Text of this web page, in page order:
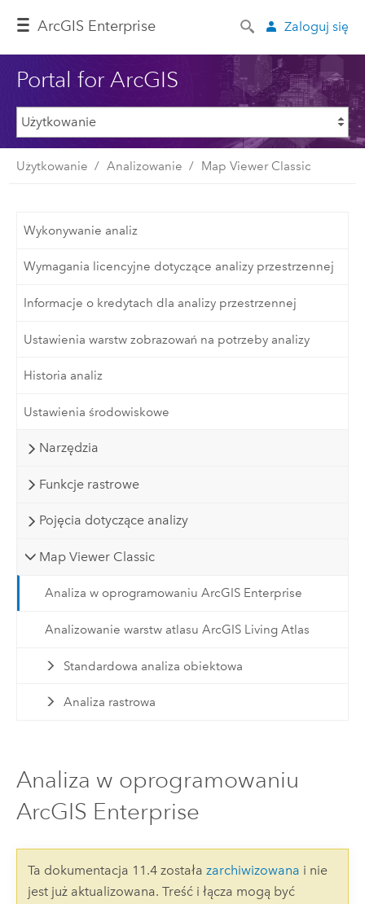
ArcGIS Enterprise Zaloguj się
Portal for ArcGIS
Użytkowanie Analizowanie Map Viewer Classic
Wykonywanie analiz
Wymagania licencyjne dotyczące analizy przestrzennej
Informacje o kredytach dla analizy przestrzennej
Ustawienia warstw zobrazowań na potrzeby analizy
Historia analiz
Ustawienia środowiskowe
Narzędzia
Funkcje rastrowe
Pojęcia dotyczące analizy
Map Viewer Classic
Analiza w oprogramowaniu ArcGIS Enterprise
Analizowanie warstw atlasu ArcGIS Living Atlas
Standardowa analiza obiektowa
Analiza rastrowa
Analiza w oprogramowaniu
ArcGIS Enterprise
Ta dokumentacja 11.4 została zarchiwizowana i nie
jest już aktualizowana. Treść i łącza mogą być